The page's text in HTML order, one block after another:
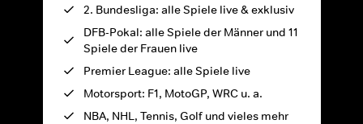
2. Bundesliga: alle Spiele live & exklusiv
DFB-Pokal: alle Spiele der Männer und 11
Spiele der Frauen live
Premier League: alle Spiele live
Motorsport: F1, MotoGP, WRC u. a.
NBA, NHL, Tennis, Golf und vieles mehr